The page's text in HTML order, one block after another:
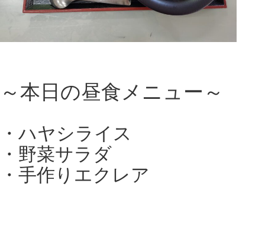
～本日の昼食メニュー～
・ハヤシライス
・野菜サラダ
・手作りエクレア